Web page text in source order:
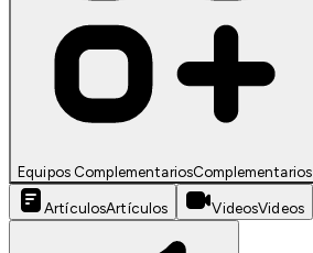
Equipos ComplementariosComplementarios
ArtículosArtículos VideosVideos